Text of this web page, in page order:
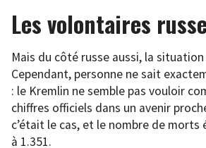
Les volontaires
Mais du côté russe aussi, la
Cependant, personne ne sait
: le Kremlin ne semble pas vouloir
chiffres officiels dans un avenir
c’était le cas, et le nombre de
à 1.351.